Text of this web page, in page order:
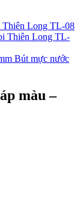
Thiên Long TL-08
Thiên Long TL-
Bút mực nước
màu –